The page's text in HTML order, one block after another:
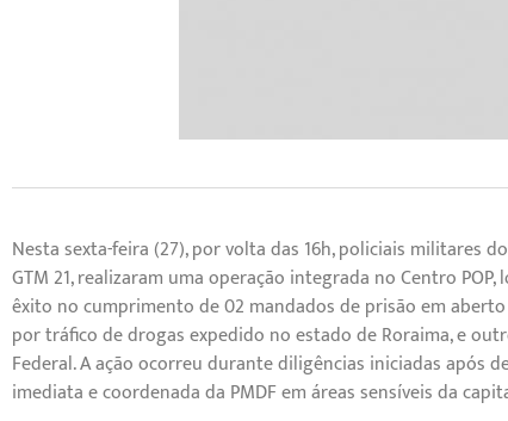
Nesta sexta-feira (27), por volta das 16h, policiais militares
GTM 21, realizaram uma operação integrada no Centro
êxito no cumprimento de 02 mandados de prisão em
por tráfico de drogas expedido no estado de Roraima, e
Federal. A ação ocorreu durante diligências iniciadas após
imediata e coordenada da PMDF em áreas sensíveis da